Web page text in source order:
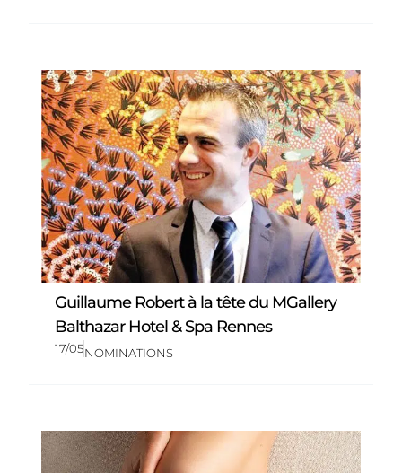
Guillaume Robert à la tête du MGallery
Balthazar Hotel & Spa Rennes
17/05NOMINATIONS